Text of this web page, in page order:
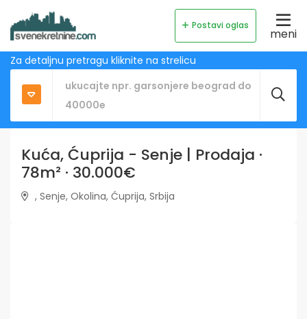
Postavi oglas
meni
Za detaljnu pretragu kliknite na strelicu
Kuća, Ćuprija - Senje | Prodaja ·
78m² · 30.000€
, Senje, Okolina, Ćuprija, Srbija